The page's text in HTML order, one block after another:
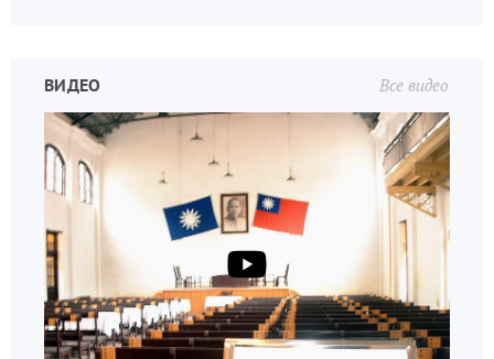
Все видео
ВИДЕО